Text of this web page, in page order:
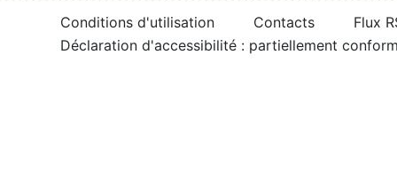
Conditions d'utilisation Contacts
Flux
Déclaration d'accessibilité : partiellement